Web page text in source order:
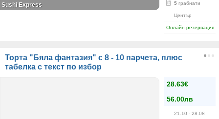
5 грабнати
Център
Онлайн резервация
Sushi Express
Торта "Бяла фантазия" с 8 - 10 парчета, плюс
табелка с текст по избор
28.63€
56.00лв
21.10 - 28.08